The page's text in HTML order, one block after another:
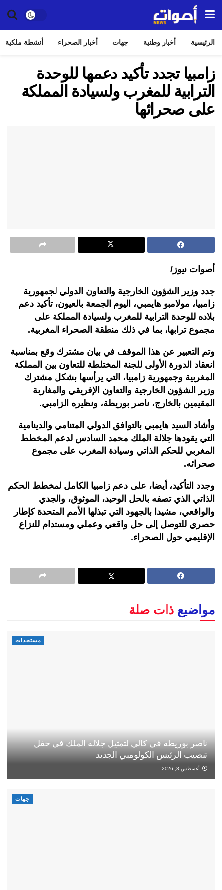
الرئيسية أخبار وطنية جهات أخبار الصحراء أنشطة ملكية
زامبيا تجدد تأكيد دعمها للوحدة
الترابية للمغرب ولسيادة المملكة
على صحرائها
أصوات نيوز/
جدد وزير الشؤون الخارجية والتعاون الدولي لجمهورية
زامبيا، مولامبو هايمبي، اليوم الجمعة بالعيون، تأكيد دعم
بلاده للوحدة الترابية للمغرب ولسيادة المملكة على
مجموع ترابها، بما في ذلك منطقة الصحراء المغربية.
وتم التعبير عن هذا الموقف في بيان مشترك وقع بمناسبة
انعقاد الدورة الأولى للجنة المختلطة للتعاون بين المملكة
المغربية وجمهورية زامبيا، التي يرأسها بشكل مشترك
وزير الشؤون الخارجية والتعاون الإفريقي والمغاربة
المقيمين بالخارج، ناصر بوريطة، ونظيره الزامبي.
وأشاد السيد هايمبي بالتوافق الدولي المتنامي والدينامية
التي يقودها جلالة الملك محمد السادس لدعم المخطط
المغربي للحكم الذاتي وسيادة المغرب على مجموع
صحرائه.
وجدد التأكيد، أيضا، على دعم زامبيا الكامل لمخطط الحكم
الذاتي الذي تصفه بالحل الوحيد، الموثوق، والجدي
والواقعي، مشيدا بالجهود التي تبذلها الأمم المتحدة كإطار
حصري للتوصل إلى حل واقعي وعملي ومستدام للنزاع
الإقليمي حول الصحراء.
مواضيع ذات صلة
مستجدات
ناصر بوريطة في كالي لتمثيل جلالة الملك في حفل
تنصيب الرئيس الكولومبي الجديد
أغسطس 8, 2026
جهات